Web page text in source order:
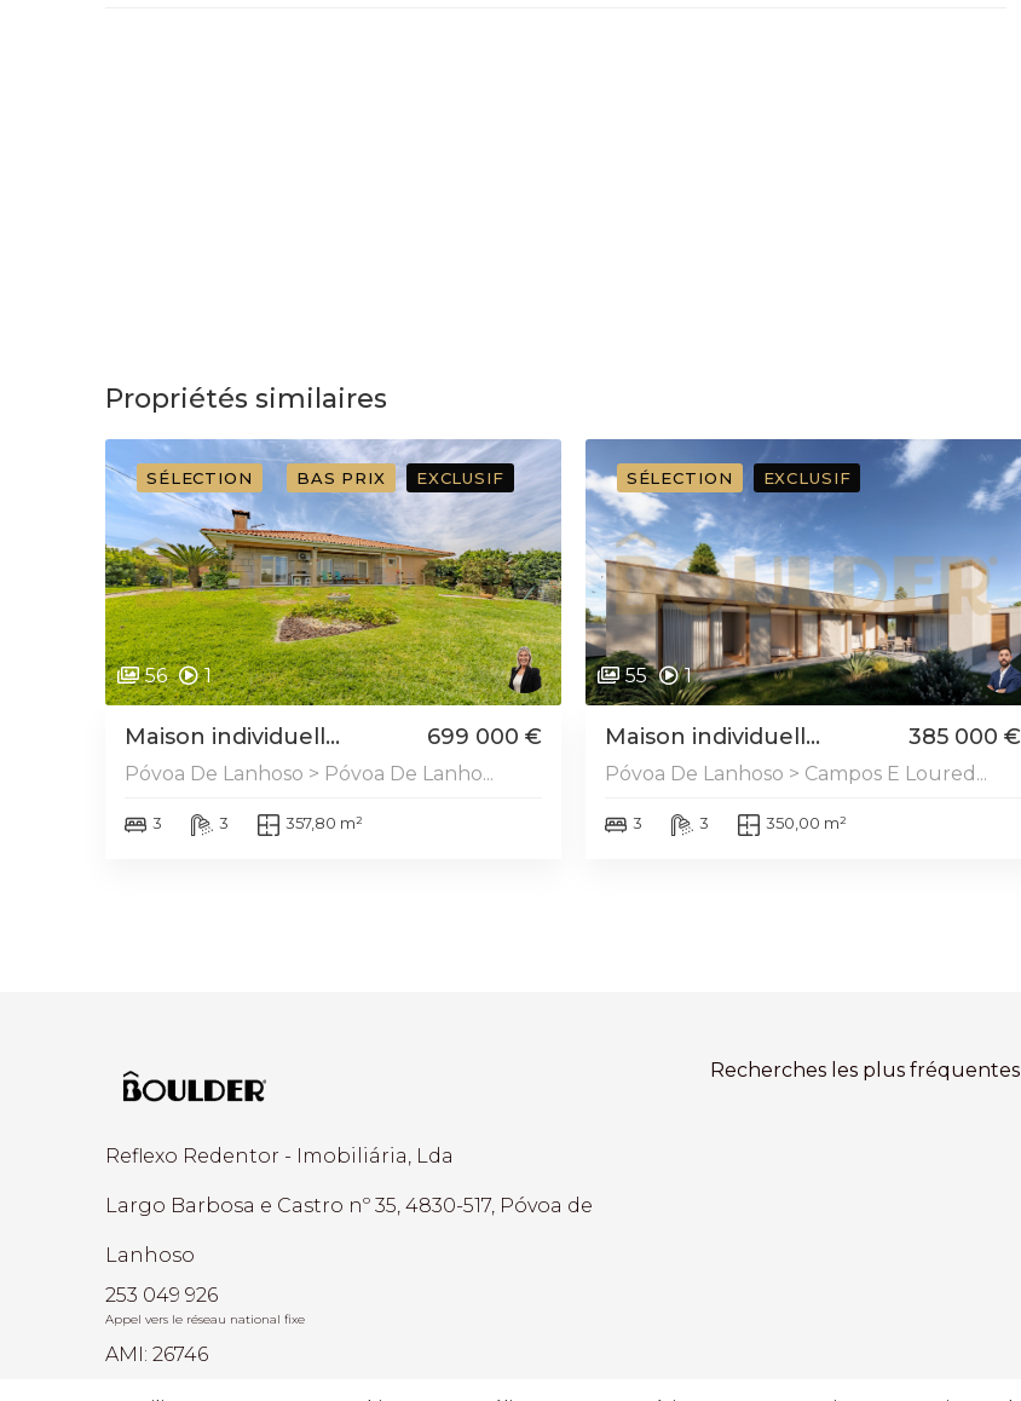
Propriétés similaires
SÉLECTION BAS PRIX EXCLUSIF
56 1
Maison individuell... 699 000 €
Póvoa De Lanhoso > Póvoa De Lanho...
3 3 357,80 m²
SÉLECTION EXCLUSIF
55 1
Maison individuell... 385 000 €
Póvoa De Lanhoso > Campos E Loured...
3 3 350,00 m²
Reflexo Redentor - Imobiliária, Lda
Largo Barbosa e Castro nº 35, 4830-517, Póvoa de
Lanhoso
253 049 926
Appel vers le réseau national fixe
AMI: 26746
Recherches les plus fréquentes